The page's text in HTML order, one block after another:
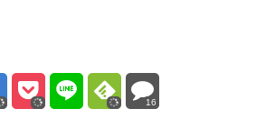
16